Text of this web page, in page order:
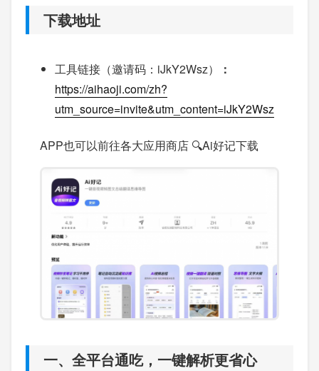
下载地址
工具链接（邀请码：iJkY2Wsz）
：
https://aihaoji.com/zh?
utm_source=invite&utm_content=iJkY2Wsz
APP也可以前往各大应用商店 🔍Ai好记下载
一、全平台通吃，一键解析更省心